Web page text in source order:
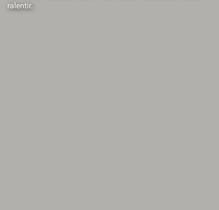
ralentir.